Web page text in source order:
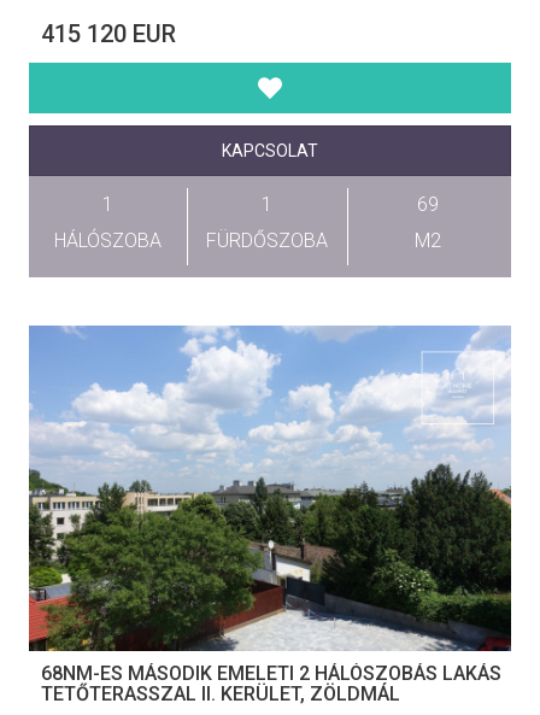
415 120 EUR
KAPCSOLAT
1
HÁLÓSZOBA
1
FÜRDŐSZOBA
69
M2
68NM-ES MÁSODIK EMELETI 2 HÁLÓSZOBÁS LAKÁS
TETŐTERASSZAL II. KERÜLET, ZÖLDMÁL